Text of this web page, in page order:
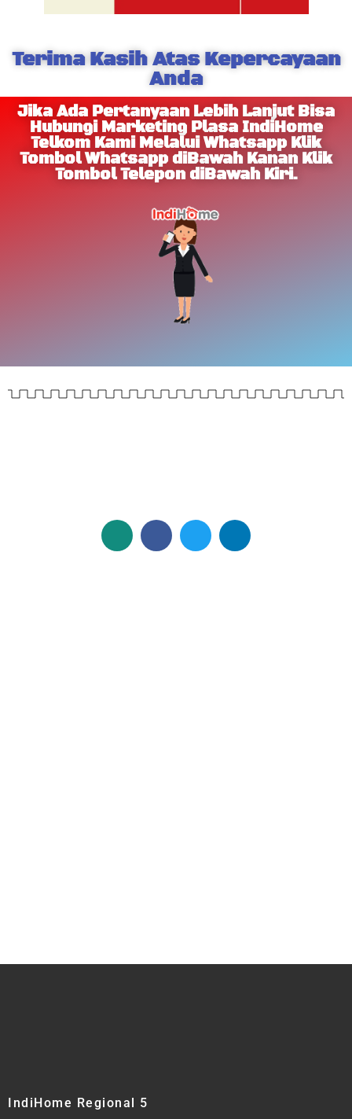
Terima Kasih Atas Kepercayaan
Anda
Jika Ada Pertanyaan Lebih Lanjut Bisa
Hubungi Marketing Plasa IndiHome
Telkom Kami Melalui Whatsapp Klik
Tombol Whatsapp diBawah Kanan Klik
Tombol Telepon diBawah Kiri.
IndiHome Regional 5